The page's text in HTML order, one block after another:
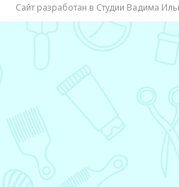
Сайт разработан в Студии Вадима